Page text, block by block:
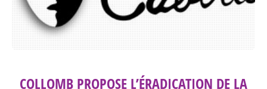
COLLOMB PROPOSE L’ÉRADICATION DE LA